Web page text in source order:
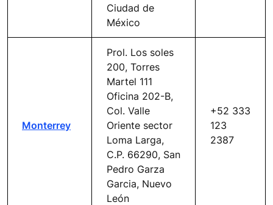
Ciudad de
México
Monterrey
Prol. Los soles
200, Torres
Martel 111
Oficina 202-B,
Col. Valle
Oriente sector
Loma Larga,
C.P. 66290, San
Pedro Garza
Garcia, Nuevo
León
+52 333
123
2387